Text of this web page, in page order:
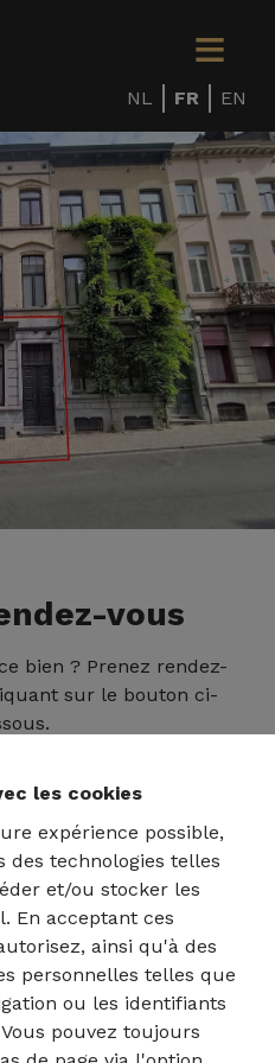
les cookies
expérience possible,
des technologies telles
et/ou stocker les
En acceptant ces
ainsi qu'à des
personnelles telles que
ou les identifiants
pouvez toujours
NL FR EN
vous
bien ? Prenez rendez-
sur le bouton ci-
735 18 38